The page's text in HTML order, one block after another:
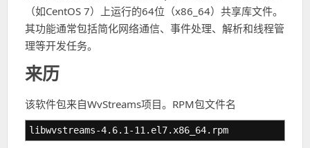
（如CentOS 7）上运行的64位（x86_64）共享库文件。
其功能通常包括简化网络通信、事件处理、解析和线程管
理等开发任务。
来历
该软件包来自WvStreams项目。RPM包文件名
libwvstreams-4.6.1-11.el7.x86_64.rpm